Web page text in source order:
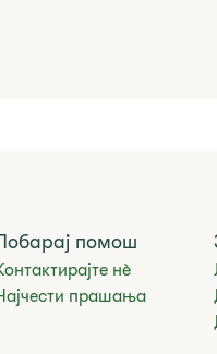
помош
нè
прашања